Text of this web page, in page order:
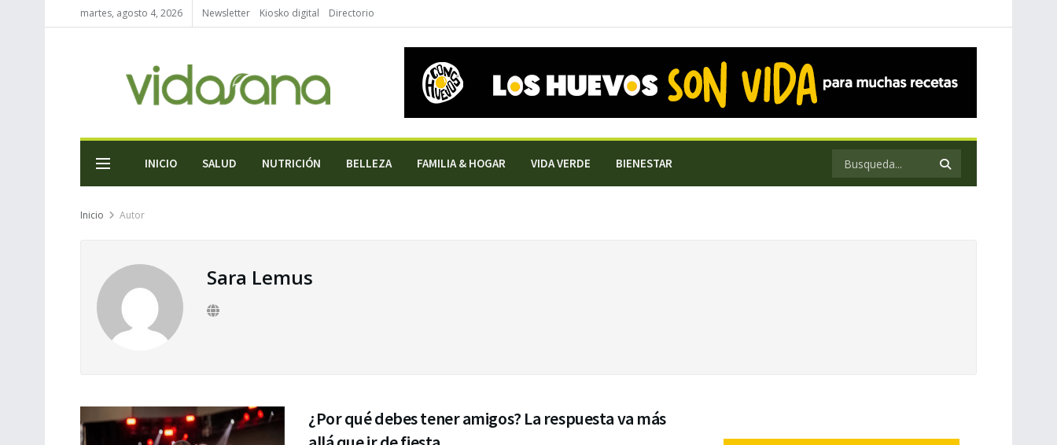
martes, agosto 4, 2026 Newsletter Kiosko digital Directorio
INICIO SALUD NUTRICIÓN BELLEZA FAMILIA & HOGAR VIDA VERDE BIENESTAR
Inicio Autor
Sara Lemus
¿Por qué debes tener amigos? La respuesta va más